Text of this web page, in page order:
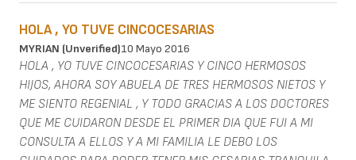
HOLA , YO TUVE CINCOCESARIAS
MYRIAN (unverified)10 Mayo 2016
HOLA , YO TUVE CINCOCESARIAS Y CINCO HERMOSOS
HIJOS, AHORA SOY ABUELA DE TRES HERMOSOS NIETOS Y
ME SIENTO REGENIAL , Y TODO GRACIAS A LOS DOCTORES
QUE ME CUIDARON DESDE EL PRIMER DIA QUE FUI A MI
CONSULTA A ELLOS Y A MI FAMILIA LE DEBO LOS